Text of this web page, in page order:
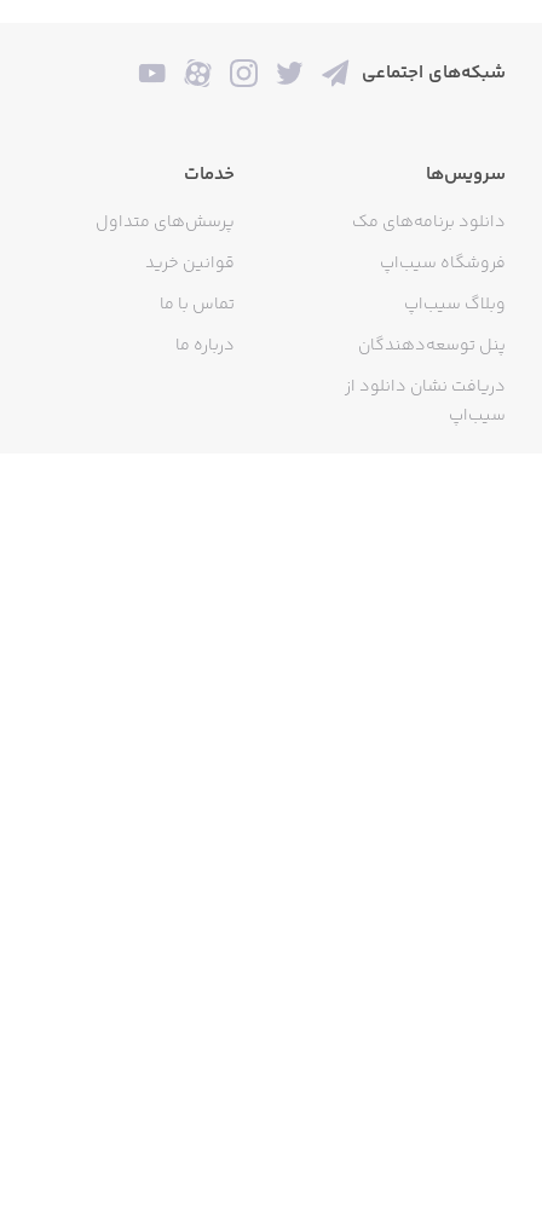
شبکه‌های اجتماعی
سرویس‌ها
دانلود برنامه‌های مک
فروشگاه سیب‌اپ
وبلاگ سیب‌اپ
پنل توسعه‌دهندگان
دریافت نشان دانلود از
سیب‌اپ
خدمات
پرسش‌های متداول
قوانین خرید
تماس با ما
درباره ما